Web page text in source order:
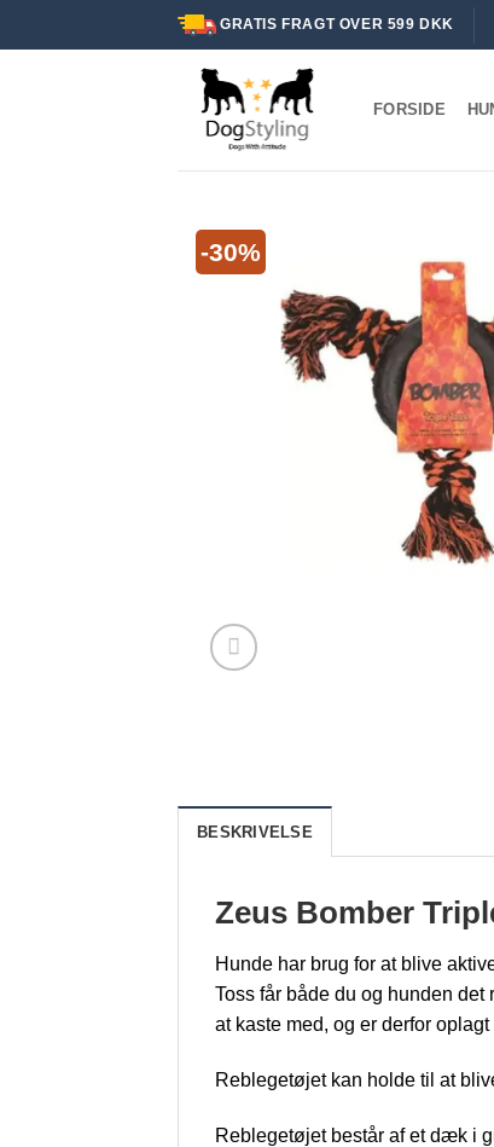
GRATIS FRAGT OVER 599 DKK
FORSIDE
-30%
BESKRIVELSE
Zeus Bomber
Hunde har brug for at blive
Toss får både du og hunden
at kaste med, og er derfor
Reblegetøjet kan holde til at
Reblegetøjet består af et dæk i